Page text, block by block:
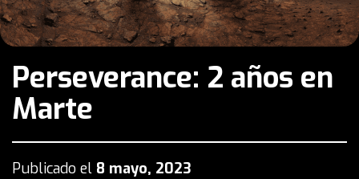
Perseverance: 2 años en
Marte
Publicado el 8 mayo, 2023